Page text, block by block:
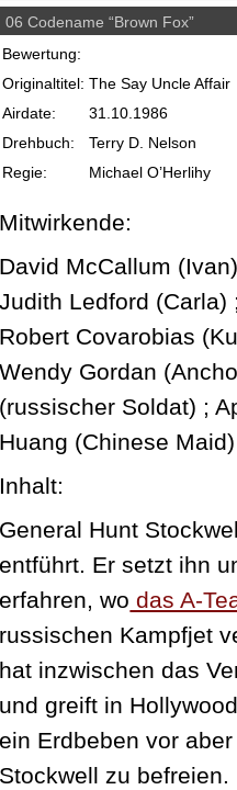
06 Codename “Brown Fox”
Bewertung:
Originaltitel: The Say Uncle Affair
Airdate:
31.10.1986
Drehbuch:
Terry D. Nelson
Regie:
Michael O’Herlihy
Mitwirkende:
David McCallum
Judith Ledford (Carla)
Robert Covarobias
Wendy Gordan
(russischer Soldat) ;
Huang (Chinese Maid)
Inhalt:
General Hunt
entführt. Er setzt ihn
erfahren, wo das A-
russischen Kampfjet
hat inzwischen das
und greift in
ein Erdbeben vor
Stockwell zu